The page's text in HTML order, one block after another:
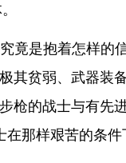
竟是抱着怎样的
其贫弱、武器装
枪的战士与有先
在那样艰苦的条